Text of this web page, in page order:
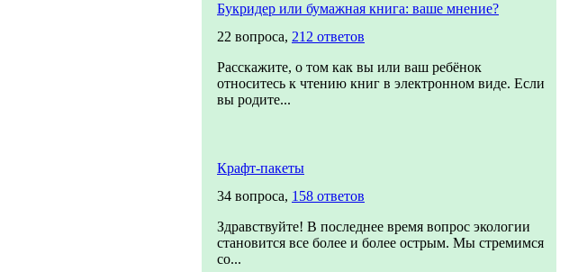
Букридер или бумажная книга: ваше мнение?
22 вопроса, 212 ответов
Расскажите, о том как вы или ваш ребёнок
относитесь к чтению книг в электронном виде. Если
вы родите...
Крафт-пакеты
34 вопроса, 158 ответов
Здравствуйте! В последнее время вопрос экологии
становится все более и более острым. Мы стремимся
со...